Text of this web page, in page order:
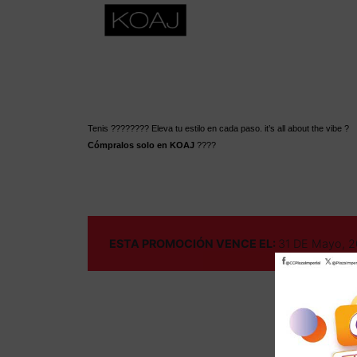
Tenis ???????? Eleva tu estilo en cada paso. it’s all about the vibe ?
Cómpralos solo en KOAJ ????
ESTA PROMOCIÓN VENCE EL: 31 DE Mayo,